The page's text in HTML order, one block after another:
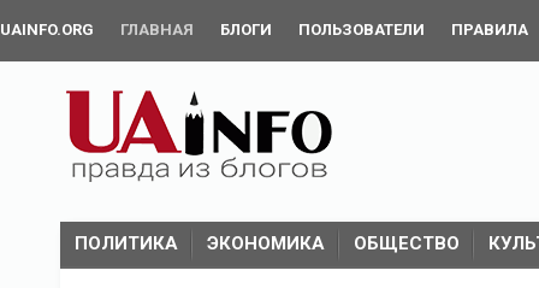
UAINFO.ORG ГЛАВНАЯ БЛОГИ ПОЛЬЗОВАТЕЛИ ПРАВИЛА
ПОЛИТИКА ЭКОНОМИКА ОБЩЕСТВО